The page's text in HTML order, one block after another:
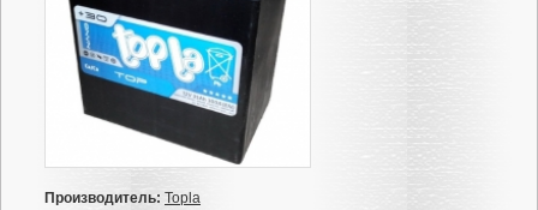
Производитель: Topla